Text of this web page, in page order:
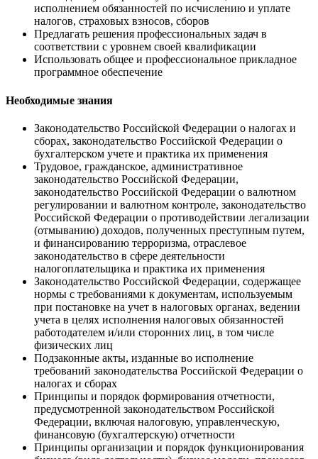
исполнением обязанностей по исчислению и уплате
налогов, страховых взносов, сборов
Предлагать решения профессиональных задач в
соответствии с уровнем своей квалификации
Использовать общее и профессиональное прикладное
программное обеспечение
Необходимые знания
Законодательство Российской Федерации о налогах и
сборах, законодательство Российской Федерации о
бухгалтерском учете и практика их применения
Трудовое, гражданское, административное
законодательство Российской Федерации,
законодательство Российской Федерации о валютном
регулировании и валютном контроле, законодательство
Российской Федерации о противодействии легализации
(отмыванию) доходов, полученных преступным путем,
и финансированию терроризма, отраслевое
законодательство в сфере деятельности
налогоплательщика и практика их применения
Законодательство Российской Федерации, содержащее
нормы с требованиями к документам, используемым
при постановке на учет в налоговых органах, ведении
учета в целях исполнения налоговых обязанностей
работодателем и/или сторонних лиц, в том числе
физических лиц
Подзаконные акты, изданные во исполнение
требований законодательства Российской Федерации о
налогах и сборах
Принципы и порядок формирования отчетности,
предусмотренной законодательством Российской
Федерации, включая налоговую, управленческую,
финансовую (бухгалтерскую) отчетности
Принципы организации и порядок функционирования